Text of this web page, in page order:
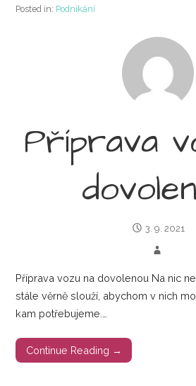
Posted in: Podnikání
Příprava
3. 9. 2021
Příprava vozu na dovolenou Na nic
stále věrně slouží, abychom v nich
kam potřebujeme.…
Continue Reading →